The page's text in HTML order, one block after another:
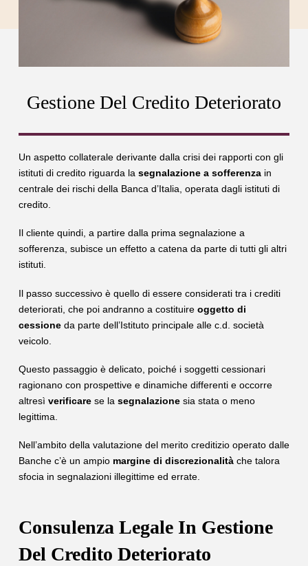
Gestione Del Credito Deteriorato
Un aspetto collaterale derivante dalla crisi dei rapporti con gli
istituti di credito riguarda la segnalazione a sofferenzain
centrale dei rischi della Banca d’Italia, operata dagli istituti di
credito.
Il cliente quindi, a partire dalla prima segnalazione a
sofferenza, subisce un effetto a catena da parte di tutti gli altri
istituti.
Il passo successivo è quello di essere considerati tra i crediti
deteriorati, che poi andranno a costituire oggetto di
cessioneda parte dell’Istituto principale alle c.d. società
veicolo.
Questo passaggio è delicato, poiché i soggetti cessionari
ragionano con prospettive e dinamiche differenti e occorre
altresì verificarese la segnalazionesia stata o meno
legittima.
Nell’ambito della valutazione del merito creditizio operato dalle
Banche c’è un ampio margine di discrezionalitàche talora
sfocia in segnalazioni illegittime ed errate.
Consulenza Legale In Gestione
Del Credito Deteriorato